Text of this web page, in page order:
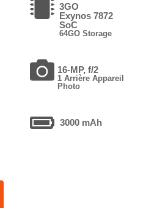
3GO
Exynos 7872
SoC
64GO Storage
16-MP, f/2
1 Arrière Appareil
Photo
3000 mAh